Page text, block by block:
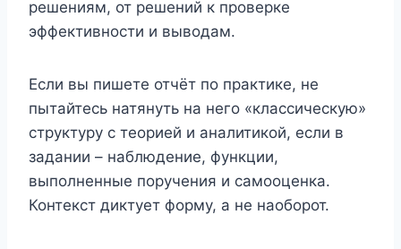
решениям, от решений к проверке
эффективности и выводам.
Если вы пишете отчёт по практике, не
пытайтесь натянуть на него «классическую»
структуру с теорией и аналитикой, если в
задании – наблюдение, функции,
выполненные поручения и самооценка.
Контекст диктует форму, а не наоборот.